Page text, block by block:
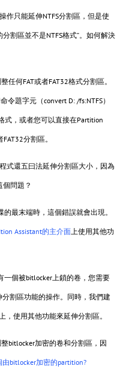
作只能延伸NTFS分割區，但是使
割區並不是NTFS格式”。如何解決
任何FAT或者FAT32格式分割區。
題字元（convert D: /fs:NTFS）
式，或者您可以直接在Partition
分割區。
式還五曰法延伸分割區大小，因為
問題？
最末端時，這個錯誤就會出現。
Assistant的主介面上使用其他功
一個被bitlocker上鎖的卷，您需要
割區功能的操作。同時，我們建
，使用其他功能來延伸分割區。
bitlocker加密的卷和分割區，因
bitlocker加密的partition?